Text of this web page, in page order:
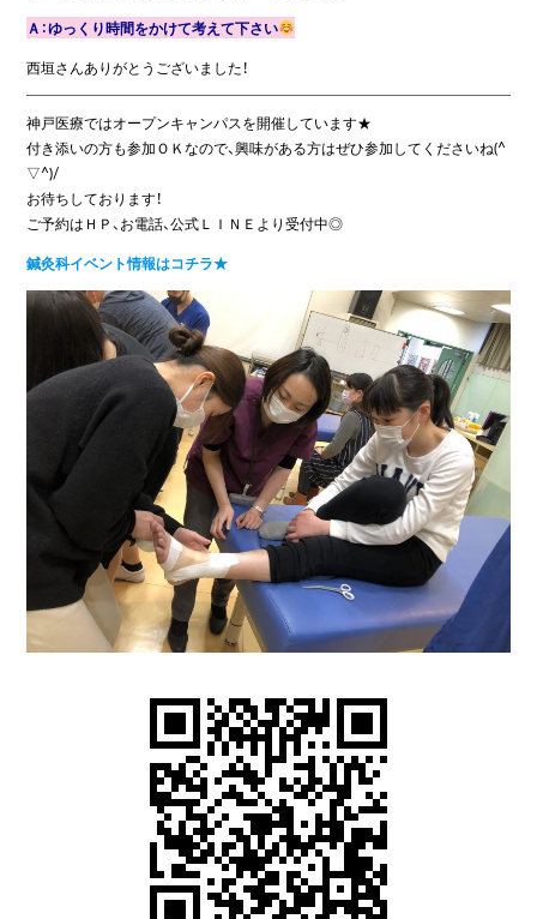
Ａ：ゆっくり時間をかけて考えて下さい
西垣さんありがとうございました！
神戸医療ではオープンキャンパスを開催しています★
付き添いの方も参加ＯＫなので、興味がある方はぜひ参加してくださいね(^
▽^)/
お待ちしております！
ご予約はＨＰ、お電話、公式ＬＩＮＥより受付中◎
鍼灸科イベント情報はコチラ★